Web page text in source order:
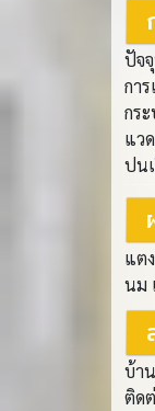
ปัจ
กา
กร
แว
ปน
แต
นม
บ้า
ติด